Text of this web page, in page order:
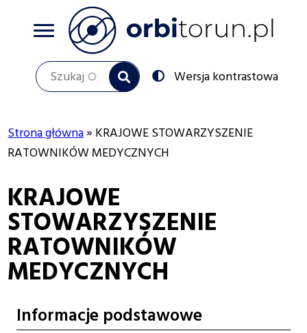
Szukaj
Przełącz
na:
Wersja kontrastowa
Ścieżka
nawigacyjna
Strona główna
KRAJOWE STOWARZYSZENIE
RATOWNIKÓW MEDYCZNYCH
KRAJOWE
STOWARZYSZENIE
RATOWNIKÓW
MEDYCZNYCH
Informacje podstawowe